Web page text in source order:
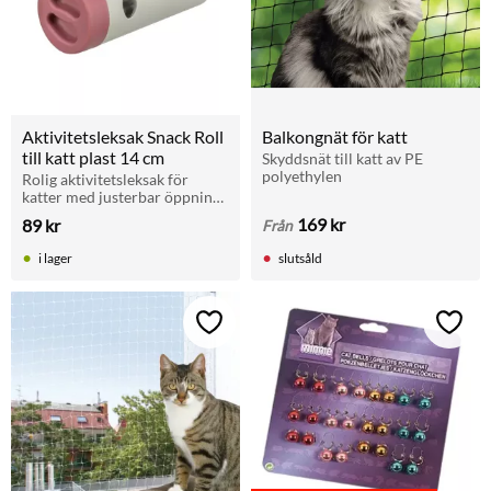
Aktivitetsleksak Snack Roll
till katt plast 14 cm
Rolig aktivitetsleksak för
katter med justerbar öppning.
träning.
89kr
i lager
Balkongnät för katt
Skyddsnät till katt av PE
polyethylen
Från 169kr
slutsåld
Lägg till i favoriter Lägg